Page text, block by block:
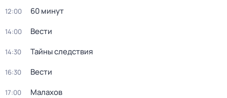
12:00 60 минут
14:00 Вести
14:30 Тайны следствия
16:30 Вести
17:00 Малахов